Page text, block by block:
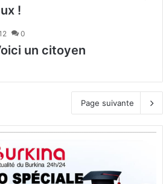
!
0
un citoyen
Page suivante